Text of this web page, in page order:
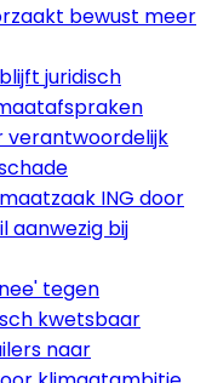
bewust meer
juridisch
verantwoordelijk
ING door
aanwezig bij
tegen
kwetsbaar
naar